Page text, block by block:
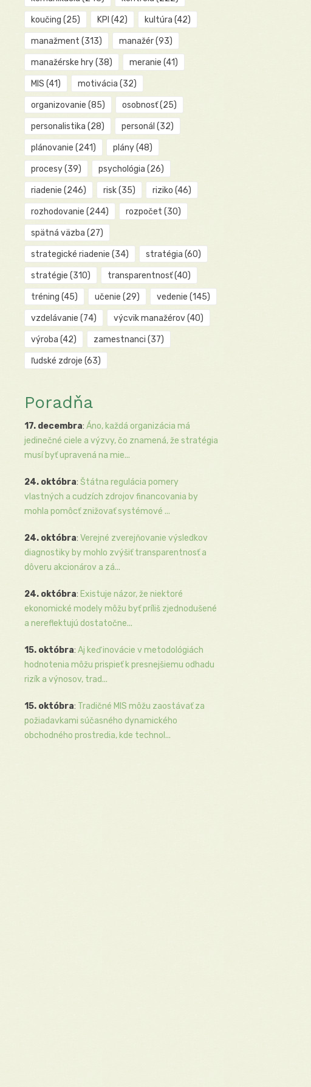
koučing (25) KPI (42) kultúra (42)
manažment (313) manažér(93)
manažérske hry(38) meranie (41)
MIS (41) motivácia (32)
organizovanie (85) osobnosť(25)
personalistika (28) personál (32)
plánovanie (241) plány(48)
procesy(39) psychológia (26)
riadenie (246) risk(35) riziko (46)
rozhodovanie (244) rozpočet (30)
spätná väzba (27)
strategické riadenie (34) stratégia (60)
stratégie (310) transparentnosť(40)
tréning (45) učenie (29) vedenie (145)
vzdelávanie (74) výcvik manažérov(40)
výroba (42) zamestnanci (37)
ľudské zdroje (63)
Poradňa
17. decembra: Áno, každá organizácia má
jedinečné ciele a výzvy, čo znamená, že stratégia
musí byť upravená na mie...
24. októbra: Štátna regulácia pomery
vlastných a cudzích zdrojov financovania by
mohla pomôcť znižovať systémové ...
24. októbra: Verejné zverejňovanie výsledkov
diagnostiky by mohlo zvýšiť transparentnosť a
dôveru akcionárov a zá...
24. októbra: Existuje názor, že niektoré
ekonomické modely môžu byť príliš zjednodušené
a nereflektujú dostatočne...
15. októbra: Aj keď inovácie v metodológiách
hodnotenia môžu prispieť k presnejšiemu odhadu
rizík a výnosov, trad...
15. októbra: Tradičné MIS môžu zaostávať za
požiadavkami súčasného dynamického
obchodného prostredia, kde technol...